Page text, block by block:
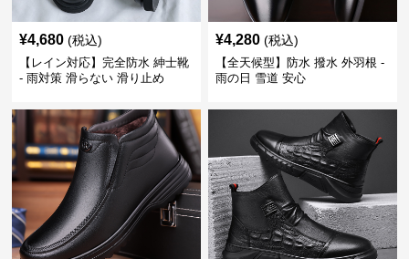
¥4,680 (税込)
【レイン対応】完全防水 紳士靴
- 雨対策 滑らない 滑り止め
¥4,280 (税込)
【全天候型】防水 撥水 外羽根 -
雨の日 雪道 安心